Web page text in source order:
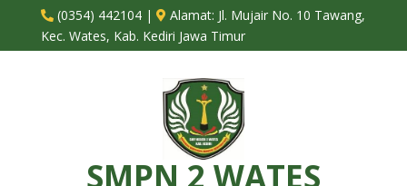
 (0354) 442104|  Alamat: Jl. Mujair No. 10 Tawang,
Kec. Wates, Kab. Kediri Jawa Timur
SMPN 2 WATES